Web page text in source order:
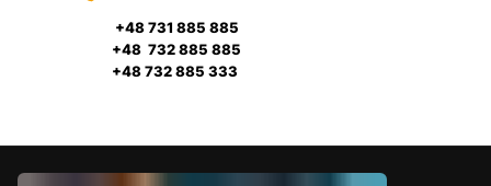
+48 731 885 885
+48 732 885 885
+48 732 885 333